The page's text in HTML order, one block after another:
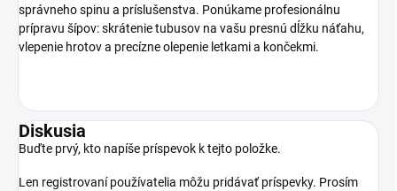
správneho spinu a príslušenstva. Ponúkame profesionálnu
prípravu šípov: skrátenie tubusov na vašu presnú dĺžku náťahu,
vlepenie hrotov a precízne olepenie letkami a končekmi.
Diskusia
Buďte prvý, kto napíše príspevok k tejto položke.
Len registrovaní používatelia môžu pridávať príspevky. Prosím